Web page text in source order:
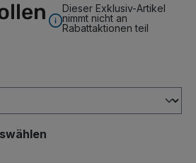
Dieser Exklusiv-Artikel
nimmt nicht an
Rabattaktionen teil